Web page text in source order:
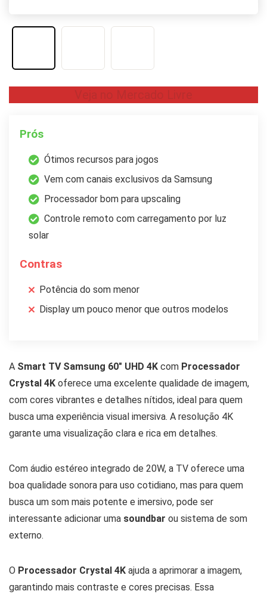
Prós
Ótimos recursos para jogos
Vem com canais exclusivos da Samsung
Processador bom para upscaling
Controle remoto com carregamento por luz
solar
Contras
Potência do som menor
Display um pouco menor que outros modelos
A Smart TV Samsung 60″ UHD 4K com Processador
Crystal 4K oferece uma excelente qualidade de imagem,
com cores vibrantes e detalhes nítidos, ideal para quem
busca uma experiência visual imersiva. A resolução 4K
garante uma visualização clara e rica em detalhes.
Com áudio estéreo integrado de 20W, a TV oferece uma
boa qualidade sonora para uso cotidiano, mas para quem
busca um som mais potente e imersivo, pode ser
interessante adicionar uma soundbar ou sistema de som
externo.
O Processador Crystal 4K ajuda a aprimorar a imagem,
garantindo mais contraste e cores precisas. Essa